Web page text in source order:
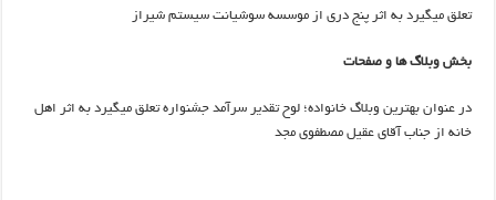
تعلق می­گیرد به اثر پنج دری از موسسه سوشیانت سیستم شیراز
بخش وبلاگ ها و صفحات
در عنوان بهترین وبلاگ خانواده؛ لوح تقدیر سرآمد جشنواره تعلق می­گیرد به اثر اهل
خانه از جناب آقای عقیل مصطفوی مجد